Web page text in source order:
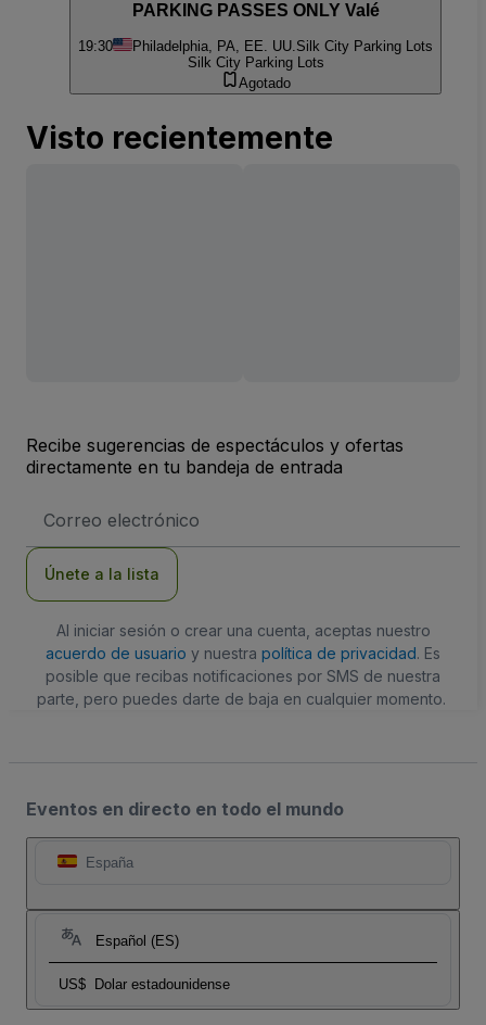
PARKING PASSES ONLY Valé
19:30 Philadelphia, PA, EE. UU. Silk City Parking Lots
Silk City Parking Lots
Agotado
Visto recientemente
Recibe sugerencias de espectáculos y ofertas
directamente en tu bandeja de entrada
de
Únete a la lista
Al iniciar sesión o crear una cuenta, aceptas nuestro
acuerdo de usuario y nuestra política de privacidad. Es
posible que recibas notificaciones por SMS de nuestra
parte, pero puedes darte de baja en cualquier momento.
Eventos en directo en todo el mundo
España
Español (ES)
US$ Dolar estadounidense